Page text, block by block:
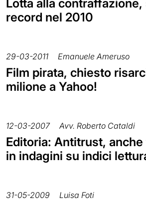
Lotta alla
record nel 2010
29-03-2011 Emanuele Ameruso
Film pirata, chiesto
milione a Yahoo!
12-03-2007 Avv. Roberto Cataldi
Editoria: Antitrust,
in indagini su indici
31-05-2009 Luisa Foti